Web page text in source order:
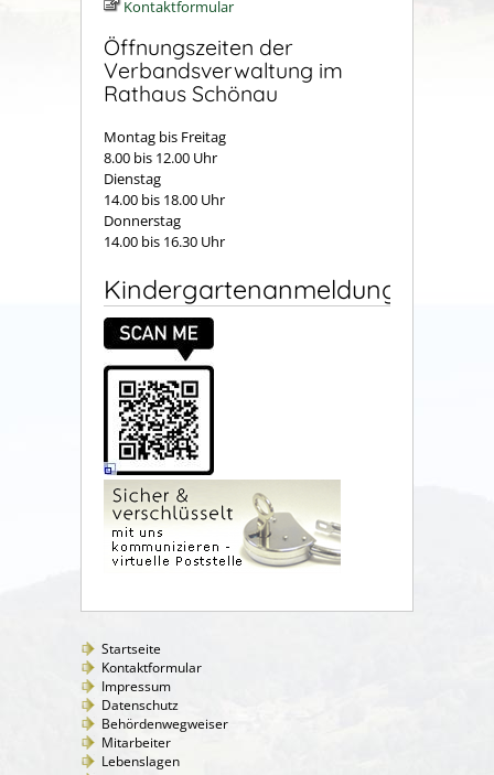
Kontaktformular
Öffnungszeiten der
Verbandsverwaltung im
Rathaus Schönau
Montag bis Freitag
8.00 bis 12.00 Uhr
Dienstag
14.00 bis 18.00 Uhr
Donnerstag
14.00 bis 16.30 Uhr
Kindergartenanmeldung
Startseite
Kontaktformular
Impressum
Datenschutz
Behördenwegweiser
Mitarbeiter
Lebenslagen